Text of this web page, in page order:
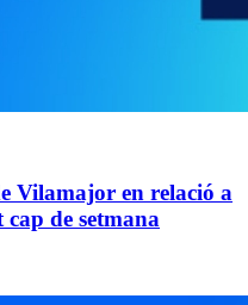
Vilamajor en relació a
cap de setmana